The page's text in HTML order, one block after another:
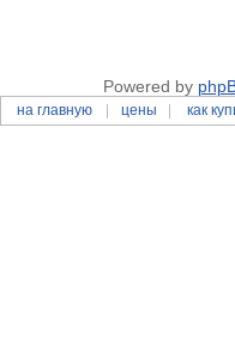
Powered by
на главную цены как